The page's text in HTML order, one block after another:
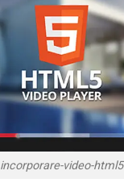
incorporare-video-html5